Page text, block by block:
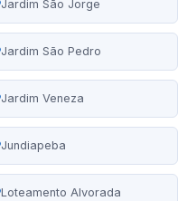
Jardim São Jorge
Jardim São Pedro
Jardim Veneza
Jundiapeba
Loteamento Alvorada